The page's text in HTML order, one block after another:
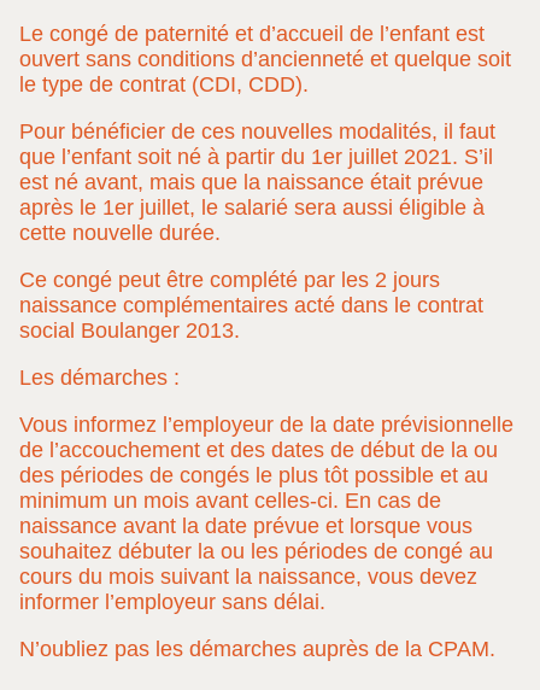
Le congé de paternité et d’accueil de l’enfant est
ouvert sans conditions d’ancienneté et quelque soit
le type de contrat (CDI, CDD).
Pour bénéficier de ces nouvelles modalités, il faut
que l’enfant soit né à partir du 1er juillet 2021. S’il
est né avant, mais que la naissance était prévue
après le 1er juillet, le salarié sera aussi éligible à
cette nouvelle durée.
Ce congé peut être complété par les 2 jours
naissance complémentaires acté dans le contrat
social Boulanger 2013.
Les démarches :
Vous informez l’employeur de la date prévisionnelle
de l’accouchement et des dates de début de la ou
des périodes de congés le plus tôt possible et au
minimum un mois avant celles-ci. En cas de
naissance avant la date prévue et lorsque vous
souhaitez débuter la ou les périodes de congé au
cours du mois suivant la naissance, vous devez
informer l’employeur sans délai.
N’oubliez pas les démarches auprès de la CPAM.